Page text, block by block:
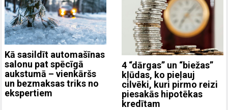
Kā sasildīt automašīnas
salonu pat spēcīgā
aukstumā – vienkāršs
un bezmaksas triks no
ekspertiem
4 “dārgas” un “biežas”
kļūdas, ko pieļauj
cilvēki, kuri pirmo reizi
piesakās hipotēkas
kredītam